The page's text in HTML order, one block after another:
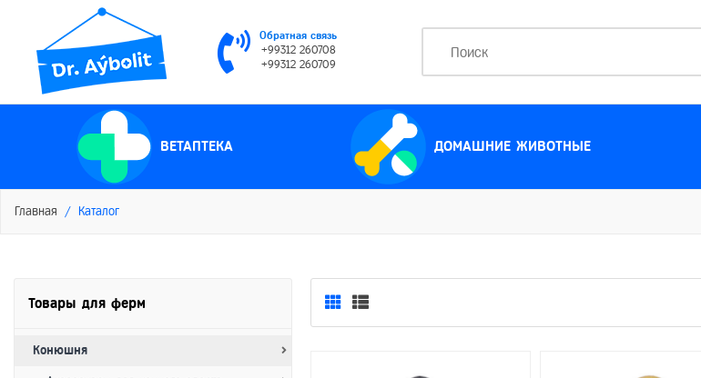
Обратная связь
+99312 260708
+99312 260709
ВЕТАПТЕКА ДОМАШНИЕ ЖИВОТНЫЕ
Главная Каталог
Товары для ферм
Конюшня